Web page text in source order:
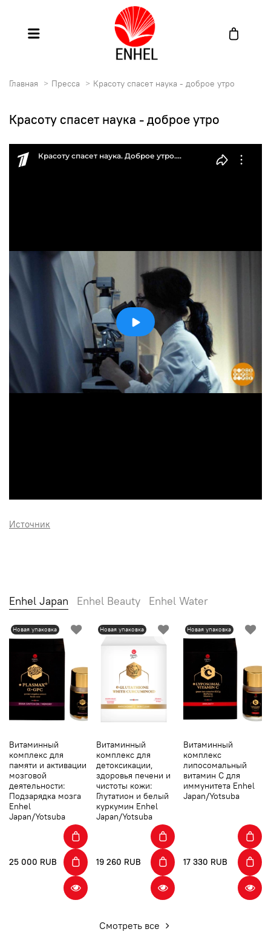
Главная Пресса Красоту спасет наука - доброе утро
Красоту спасет наука - доброе утро
Источник
Enhel Japan Enhel Beauty Enhel Water
Новая упаковка
Витаминный
комплекс для
памяти и активации
мозговой
деятельности:
Подзарядка мозга
Enhel
Japan/Yotsuba
25 000 RUB
Новая упаковка
Витаминный
комплекс для
детоксикации,
здоровья печени и
чистоты кожи:
Глутатион и белый
куркумин Enhel
Japan/Yotsuba
19 260 RUB
Новая упаковка
Витаминный
комплекс
липосомальный
витамин С для
иммунитета Enhel
Japan/Yotsuba
17 330 RUB
Смотреть все